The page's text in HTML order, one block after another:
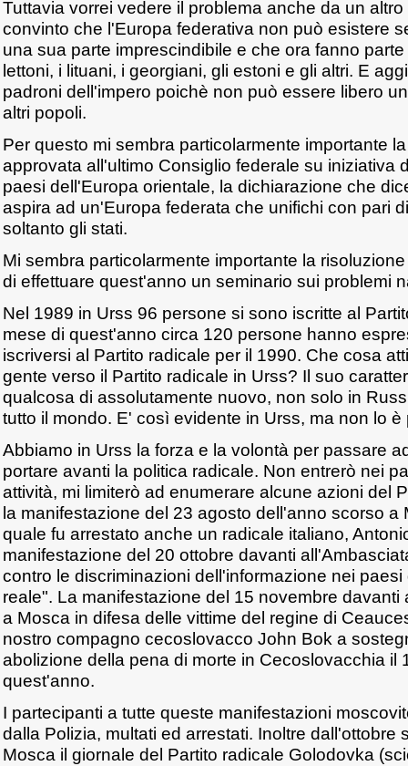
Tuttavia vorrei vedere il problema anche da un
convinto che l'Europa federativa non può esistere
una sua parte imprescindibile e che ora fanno
lettoni, i lituani, i georgiani, gli estoni e gli altri. E
padroni dell'impero poichè non può essere libero
altri popoli.
Per questo mi sembra particolarmente importante
approvata all'ultimo Consiglio federale su iniziativa
paesi dell'Europa orientale, la dichiarazione che
aspira ad un'Europa federata che unifichi con pari
soltanto gli stati.
Mi sembra particolarmente importante la
di effettuare quest'anno un seminario sui problemi
Nel 1989 in Urss 96 persone si sono iscritte al
mese di quest'anno circa 120 persone hanno
iscriversi al Partito radicale per il 1990. Che cosa
gente verso il Partito radicale in Urss? Il suo
qualcosa di assolutamente nuovo, non solo in
tutto il mondo. E' così evidente in Urss, ma non lo è
Abbiamo in Urss la forza e la volontà per passare
portare avanti la politica radicale. Non entrerò nei
attività, mi limiterò ad enumerare alcune azioni del
la manifestazione del 23 agosto dell'anno scorso a
quale fu arrestato anche un radicale italiano,
manifestazione del 20 ottobre davanti
contro le discriminazioni dell'informazione nei
reale". La manifestazione del 15 novembre davanti
a Mosca in difesa delle vittime del regine di
nostro compagno cecoslovacco John Bok a
abolizione della pena di morte in Cecoslovacchia il
quest'anno.
I partecipanti a tutte queste manifestazioni
dalla Polizia, multati ed arrestati. Inoltre dall'ottobre
Mosca il giornale del Partito radicale Golodovka